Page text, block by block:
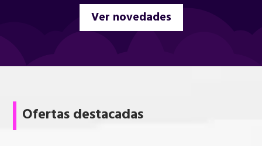
Ver novedades
Ofertas destacadas